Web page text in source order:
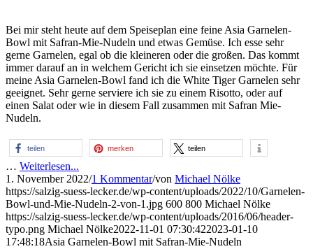
Bei mir steht heute auf dem Speiseplan eine feine Asia Garnelen-
Bowl mit Safran-Mie-Nudeln und etwas Gemüse. Ich esse sehr
gerne Garnelen, egal ob die kleineren oder die großen. Das kommt
immer darauf an in welchem Gericht ich sie einsetzen möchte. Für
meine Asia Garnelen-Bowl fand ich die White Tiger Garnelen sehr
geeignet. Sehr gerne serviere ich sie zu einem Risotto, oder auf
einen Salat oder wie in diesem Fall zusammen mit Safran Mie-
Nudeln.
teilen merken teilen
… Weiterlesen...
1. November 2022/1 Kommentar/von Michael Nölke
https://salzig-suess-lecker.de/wp-content/uploads/2022/10/Garnelen-
Bowl-und-Mie-Nudeln-2-von-1.jpg 600 800 Michael Nölke
https://salzig-suess-lecker.de/wp-content/uploads/2016/06/header-
typo.png Michael Nölke2022-11-01 07:30:422023-01-10
17:48:18Asia Garnelen-Bowl mit Safran-Mie-Nudeln